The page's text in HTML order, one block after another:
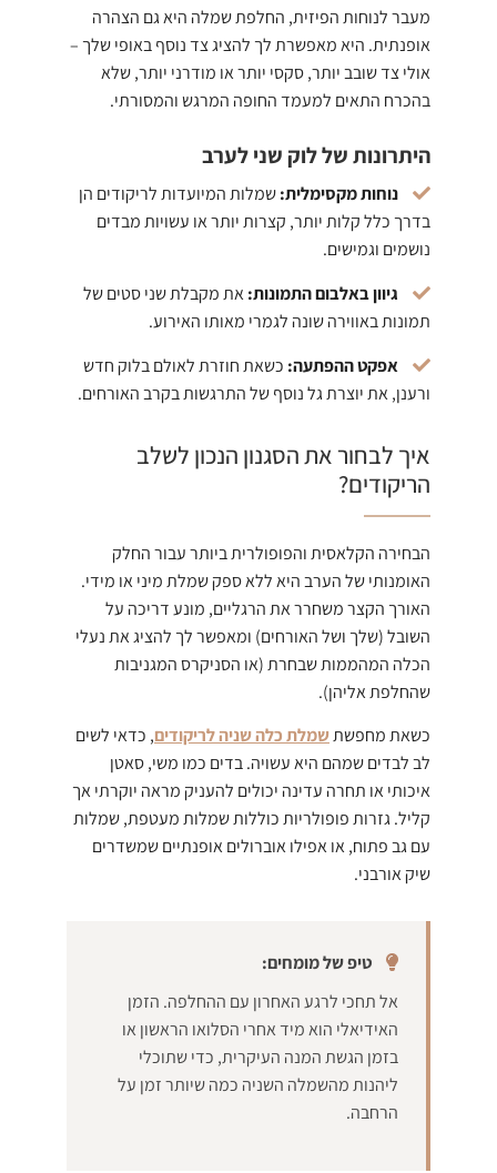
מעבר לנוחות הפיזית, החלפת שמלה היא גם הצהרה
אופנתית. היא מאפשרת לך להציג צד נוסף באופי שלך –
אולי צד שובב יותר, סקסי יותר או מודרני יותר, שלא
בהכרח התאים למעמד החופה המרגש והמסורתי.
היתרונות של לוק שני לערב
נוחות מקסימלית:שמלות המיועדות לריקודים הן
בדרך כלל קלות יותר, קצרות יותר או עשויות מבדים
נושמים וגמישים.
גיוון באלבום התמונות:את מקבלת שני סטים של
תמונות באווירה שונה לגמרי מאותו האירוע.
אפקט ההפתעה: כשאת חוזרת לאולם בלוק חדש
ורענן, את יוצרת גל נוסף של התרגשות בקרב האורחים.
איך לבחור את הסגנון הנכון לשלב
הריקודים?
הבחירה הקלאסית והפופולרית ביותר עבור החלק
האומנותי של הערב היא ללא ספק שמלת מיני או מידי.
האורך הקצר משחרר את הרגליים, מונע דריכה על
השובל (שלך ושל האורחים) ומאפשר לך להציג את נעלי
הכלה המהממות שבחרת (או הסניקרס המגניבות
שהחלפת אליהן).
כשאת מחפשתשמלת כלה שניה לריקודים, כדאי לשים
לב לבדים שמהם היא עשויה. בדים כמו משי, סאטן
איכותי או תחרה עדינה יכולים להעניק מראה יוקרתי אך
קליל. גזרות פופולריות כוללות שמלות מעטפת, שמלות
עם גב פתוח, או אפילו אוברולים אופנתיים שמשדרים
שיק אורבני.
טיפ של מומחים:
אל תחכי לרגע האחרון עם ההחלפה. הזמן
האידיאלי הוא מיד אחרי הסלואו הראשון או
בזמן הגשת המנה העיקרית, כדי שתוכלי
ליהנות מהשמלה השניה כמה שיותר זמן על
הרחבה.